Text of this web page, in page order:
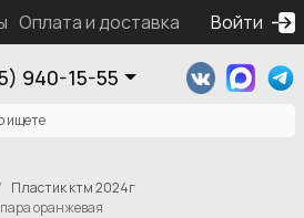
Оплата и доставка Контакты
Войти
940-15-55
Пластик ктм 2024г
оранжевая